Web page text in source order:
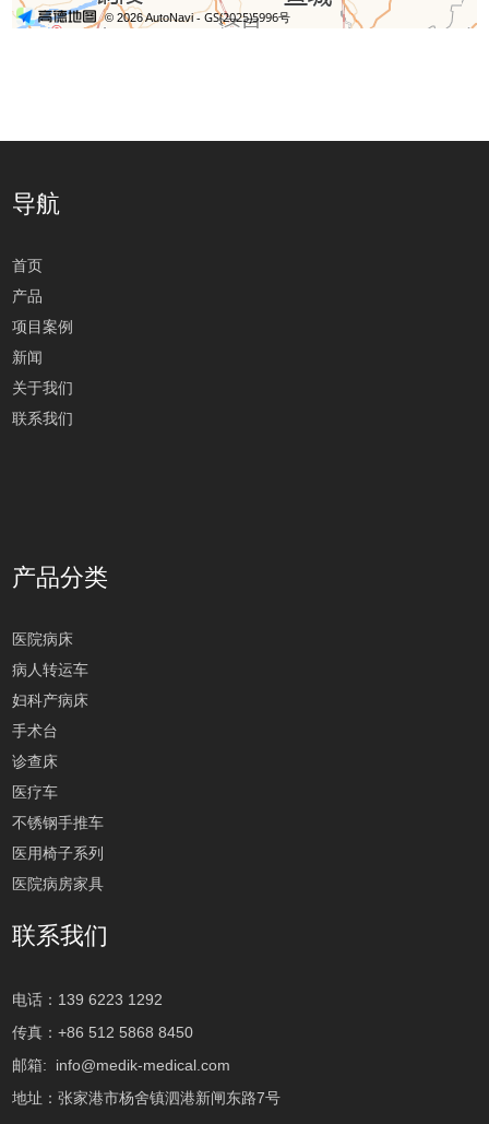
导航
首页
产品
项目案例
新闻
关于我们
联系我们
产品分类
医院病床
病人转运车
妇科产病床
手术台
诊查床
医疗车
不锈钢手推车
医用椅子系列
医院病房家具
联系我们
电话：139 6223 1292
传真：+86 512 5868 8450
邮箱: info@medik-medical.com
地址：张家港市杨舍镇泗港新闸东路7号